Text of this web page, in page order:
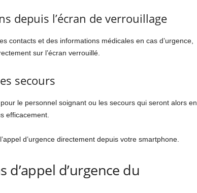
depuis l’écran de verrouillage
contacts et des informations médicales en cas d’urgence,
sur l’écran verrouillé.
secours
le personnel soignant ou les secours qui seront alors en
efficacement.
d’urgence directement depuis votre smartphone.
d’urgence du